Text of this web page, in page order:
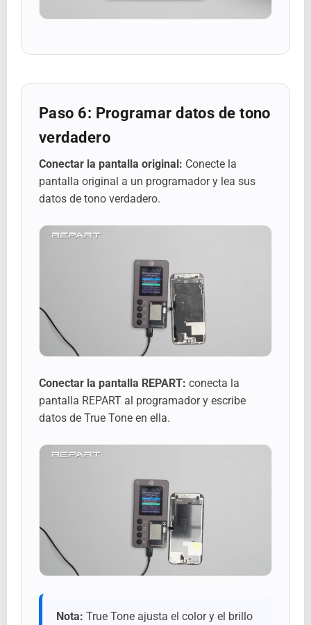
Paso 6: Programar datos de tono
verdadero
Conectar la pantalla original: Conecte la
pantalla original a un programador y lea sus
datos de tono verdadero.
Conectar la pantalla REPART: conecta la
pantalla REPART al programador y escribe
datos de True Tone en ella.
Nota: True Tone ajusta el color y el brillo